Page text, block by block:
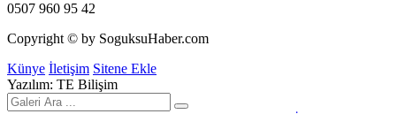
0507 960 95 42
Copyright © by SoguksuHaber.com
Künye İletişim Sitene Ekle
Yazılım: TE Bilişim